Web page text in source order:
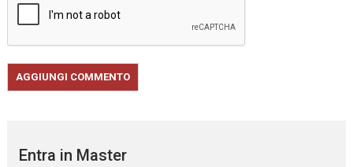
Entra in Master